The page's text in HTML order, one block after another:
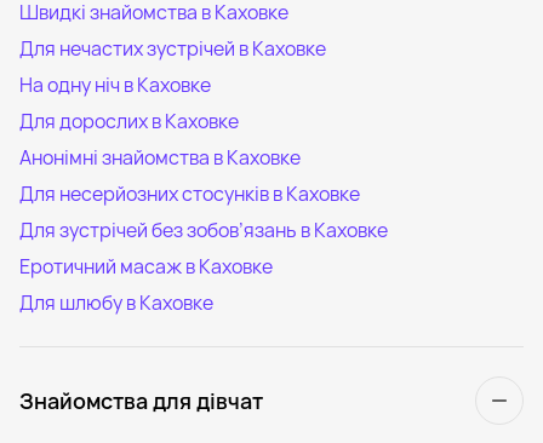
Швидкі знайомства в Каховке
Для нечастих зустрічей в Каховке
На одну ніч в Каховке
Для дорослих в Каховке
Анонімні знайомства в Каховке
Для несерйозних стосунків в Каховке
Для зустрічей без зобов’язань в Каховке
Еротичний масаж в Каховке
Для шлюбу в Каховке
Знайомства для дівчат